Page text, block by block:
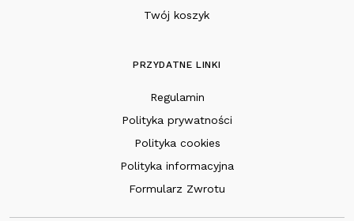
Twój koszyk
PRZYDATNE LINKI
Regulamin
Polityka prywatności
Polityka cookies
Polityka informacyjna
Formularz Zwrotu